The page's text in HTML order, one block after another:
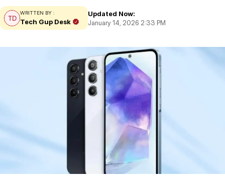
কেড়েছে, সেটি হল Samsung Galaxy A55 5G। অফার
জানলে ক্রেতারা অবাক হবেন। কারণ…
WRITTEN BY :
Tech Gup Desk
Updated Now:
January 14, 2026 2:33 PM